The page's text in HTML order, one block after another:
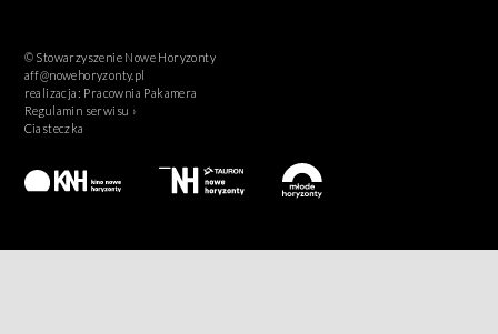
© Stowarzyszenie Nowe Horyzonty
aff@nowehoryzonty.pl
realizacja: Pracownia Pakamera
Regulamin serwisu ›
Ciasteczka